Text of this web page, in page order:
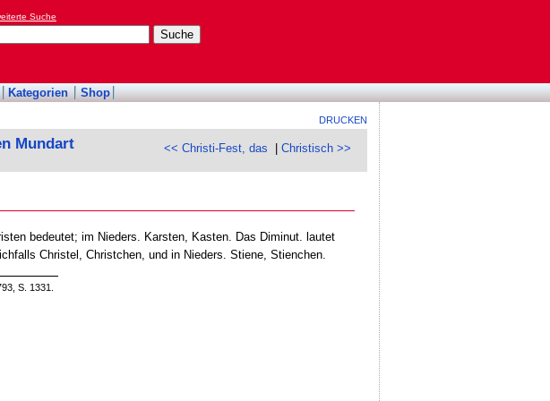
Suche
Kategorien Shop
DRUCKEN
<< Christi-Fest, das |Christisch >>
Mundart
bedeutet; im Nieders. Karsten, Kasten. Das Diminut. lautet
Christel, Christchen, und in Nieders. Stiene, Stienchen.
S. 1331.